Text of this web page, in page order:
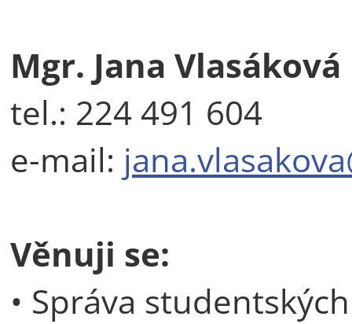
Mgr. Jana Vlasáková
tel.: 224 491 604
e-mail:
Věnuji se:
• Správa